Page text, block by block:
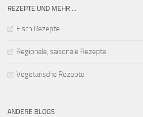
REZEPTE UND MEHR ...
Fisch Rezepte
Regionale, saisonale Rezepte
Vegetarische Rezepte
ANDERE BLOGS